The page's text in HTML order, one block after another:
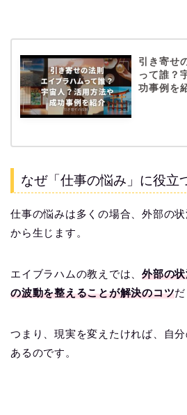
引き寄せ
って誰？
功事例を
なぜ「仕事の悩み」に役立
仕事の悩みは多くの場合、外部の
から生じます。
エイブラハムの教えでは、外部の
の波動を整えることが解決のコツ
つまり、現実を変えたければ、自
あるのです。